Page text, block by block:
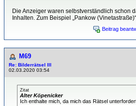
Die Anzeiger waren selbstverständlich schon
Inhalten. Zum Beispiel „Pankow
Beitrag
M69
Re: Bilderrätsel III
02.03.2020 03:54
Zitat
Alter Köpenicker
Ich enthalte mich, da mich das Rätsel